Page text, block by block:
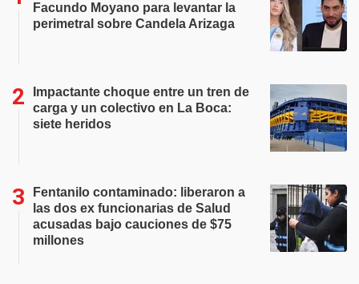
Facundo Moyano para levantar la
perimetral sobre Candela Arizaga
Impactante choque entre un tren de
carga y un colectivo en La Boca:
siete heridos
Fentanilo contaminado: liberaron a
las dos ex funcionarias de Salud
acusadas bajo cauciones de $75
millones